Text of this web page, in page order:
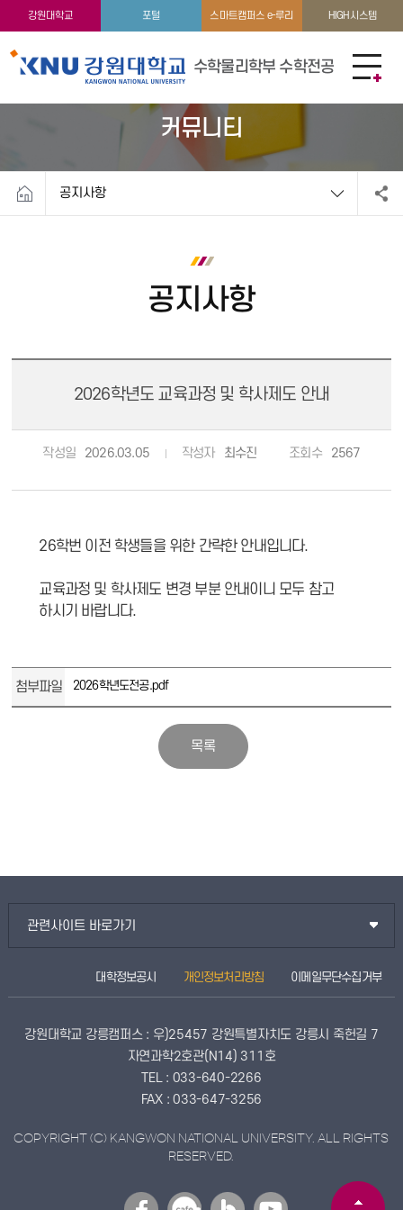
강원대학교 포털 스마트캠퍼스 e-루리 HIGH시스템
수학물리학부 수학전공
학생활동 이용안내
커뮤니티
공지사항
공지사항
2026학년도 교육과정 및 학사제도 안내
작성일 2026.03.05 작성자 최수진 조회수 2567
26학번 이전 학생들을 위한 간략한 안내입니다.
교육과정 및 학사제도 변경 부분 안내이니 모두 참고
하시기 바랍니다.
첨부파일 2026학년도전공.pdf
관련사이트 바로가기
대학정보공시 개인정보처리방침 이메일무단수집거부
강원대학교 강릉캠퍼스 : 우)25457 강원특별자치도 강릉시 죽헌길 7
자연과학2호관(N14) 311호
TEL : 033-640-2266
FAX : 033-647-3256
COPYRIGHT (C) KANGWON NATIONAL UNIVERSITY. ALL RIGHTS
RESERVED.